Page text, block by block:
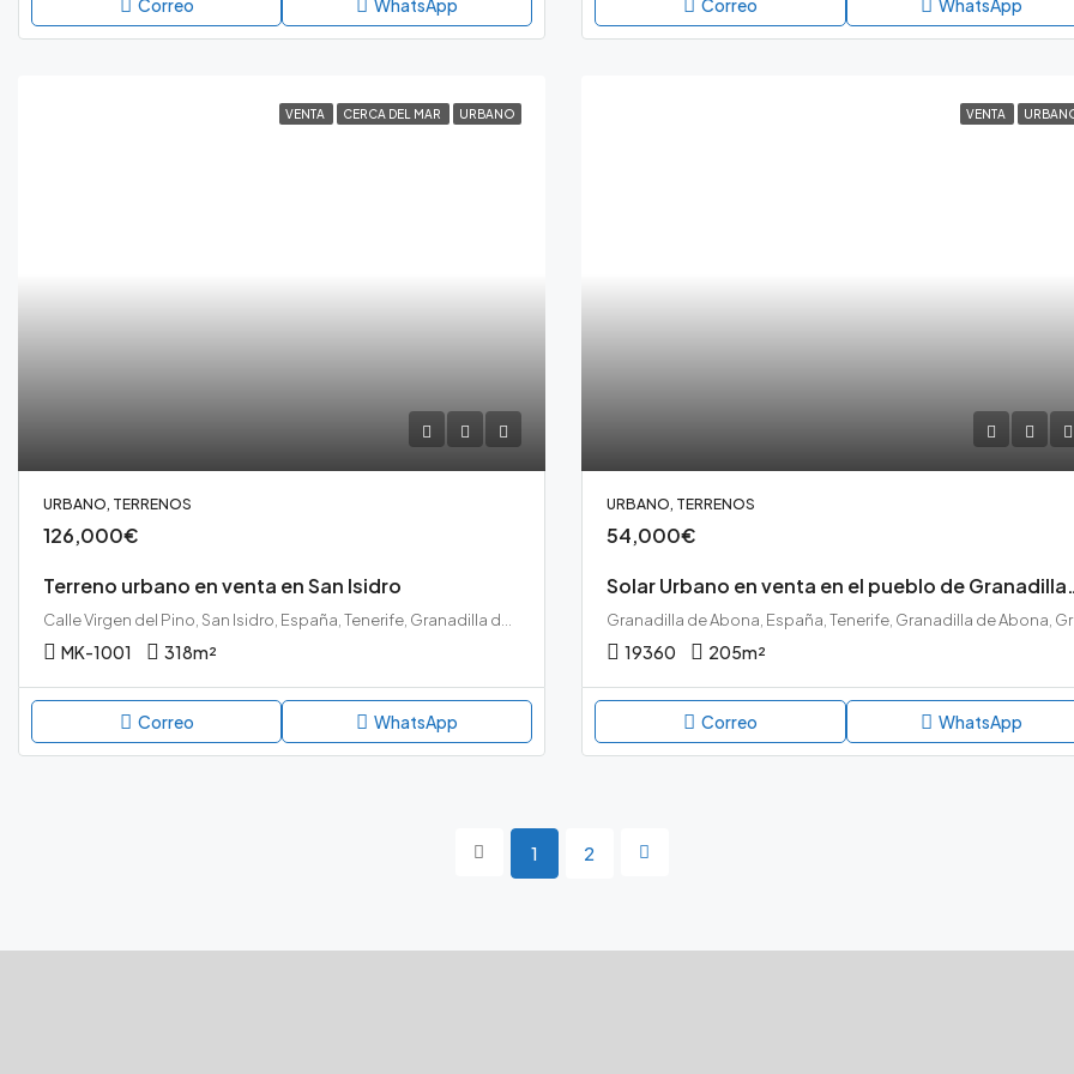
Correo WhatsApp Correo WhatsApp
VENTA CERCA DEL MAR URBANO
URBANO, TERRENOS
126,000€
Terreno urbano en venta en San Isidro
Calle Virgen del Pino, San Isidro, España, Tenerife, Granadilla de Abona, San Isidro, Tenerife sur
MK-1001 318m²
Correo WhatsApp
VENTA
URBANO, TERRENOS
54,000€
Solar Urbano
19360 205m²
Correo WhatsApp
1 2